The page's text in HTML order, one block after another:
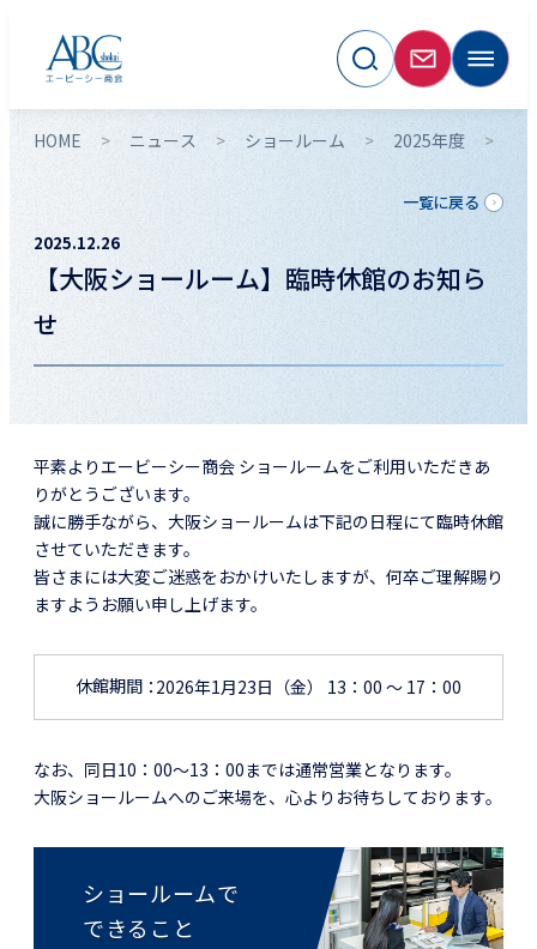
HOME ニュース ショールーム 2025年度
2025.12.26
【大阪ショールーム】臨時休館のお知ら
せ
一覧に戻る
平素よりエービーシー商会 ショールームをご利用いただきあ
りがとうございます。
誠に勝手ながら、大阪ショールームは下記の日程にて臨時休館
させていただきます。
皆さまには大変ご迷惑をおかけいたしますが、何卒ご理解賜り
ますようお願い申し上げます。
休館期間 2026年1月23日（金） 13：00 ～ 17：00
なお、同日10：00～13：00までは通常営業となります。
大阪ショールームへのご来場を、心よりお待ちしております。
ショールームで
できること